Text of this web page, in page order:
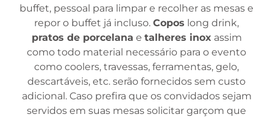
buffet, pessoal para limpar e recolher as mesas e
repor o buffet já incluso. Copos long drink,
pratos de porcelana e talheres inox assim
como todo material necessário para o evento
como coolers, travessas, ferramentas, gelo,
descartáveis, etc. serão fornecidos sem custo
adicional. Caso prefira que os convidados sejam
servidos em suas mesas solicitar garçom que